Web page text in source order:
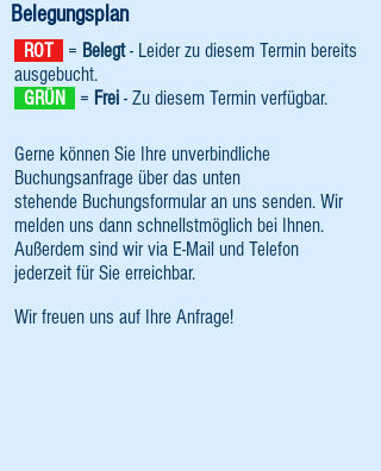
Belegungsplan
ROT = Belegt- Leider zu diesem Termin bereits
ausgebucht.
GRÜN
= Frei - Zu diesem Termin verfügbar.
Gerne können Sie Ihre unverbindliche
Buchungsanfrage über das unten
stehende Buchungsformular an uns senden. Wir
melden uns dann schnellstmöglich bei Ihnen.
Außerdem sind wir via E-Mail und Telefon
jederzeit für Sie erreichbar.
Wir freuen uns auf Ihre Anfrage!